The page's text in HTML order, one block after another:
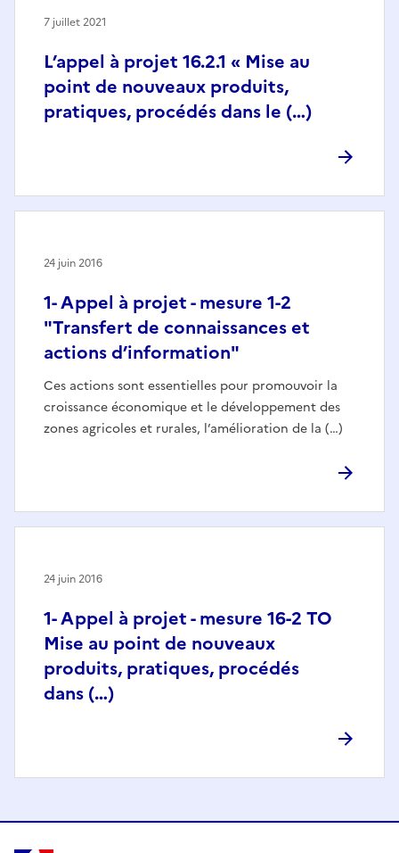
L’appel à projet 16.2.1 « Mise au
point de nouveaux produits,
pratiques, procédés dans le (…)
7 juillet 2021
1- Appel à projet - mesure 1-2
"Transfert de connaissances et
actions d’information"
Ces actions sont essentielles pour promouvoir la
croissance économique et le développement des
zones agricoles et rurales, l’amélioration de la (…)
24 juin 2016
1- Appel à projet - mesure 16-2 TO
Mise au point de nouveaux
produits, pratiques, procédés
dans (…)
24 juin 2016